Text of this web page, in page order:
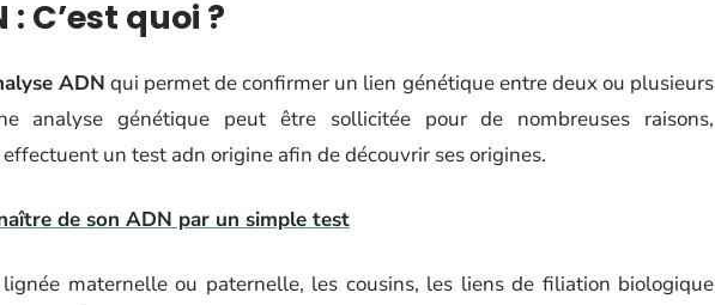
C’est quoi ?
ADN qui permet de confirmer un lien génétique entre deux ou plusieurs
analyse génétique peut être sollicitée pour de nombreuses raisons,
un test adn origine afin de découvrir ses origines.
de son ADN par un simple test
maternelle ou paternelle, les cousins, les liens de filiation biologique